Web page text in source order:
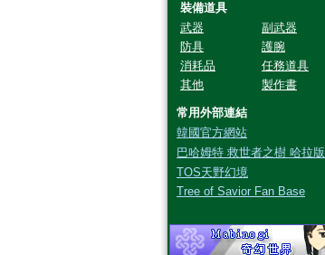
裝備道具
武器
副武器
防具
護腕
消耗品
任務道具
其他
製作書
常用外部連結
韓國官方網站
巴哈姆特 救世者之樹 哈拉版
TOS天野幻境
Tree of Savior Fan Base